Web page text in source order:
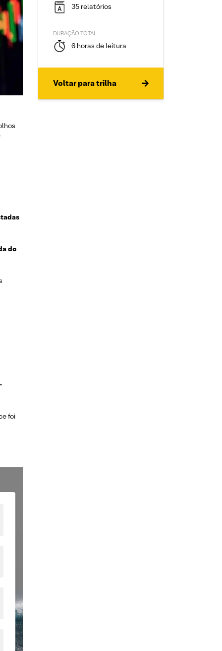
do
foi
35 relatórios
DURAÇÃO TOTAL
6 horas de leitura
Voltar para trilha